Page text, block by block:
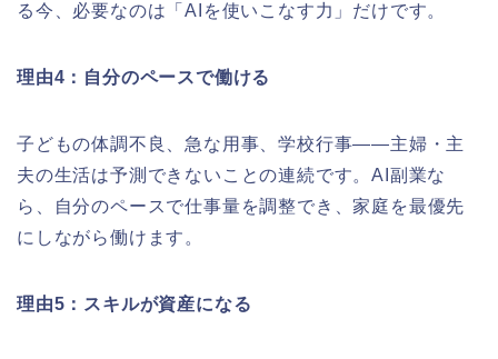
る今、必要なのは「AIを使いこなす力」だけです。
理由4：自分のペースで働ける
子どもの体調不良、急な用事、学校行事——主婦・主
夫の生活は予測できないことの連続です。AI副業な
ら、自分のペースで仕事量を調整でき、家庭を最優先
にしながら働けます。
理由5：スキルが資産になる